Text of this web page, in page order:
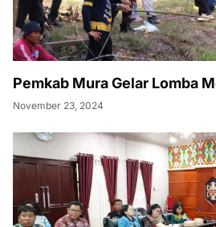
Pemkab Mura Gelar Lomba
November 23, 2024